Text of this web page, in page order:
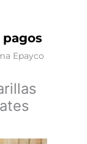
Epayco